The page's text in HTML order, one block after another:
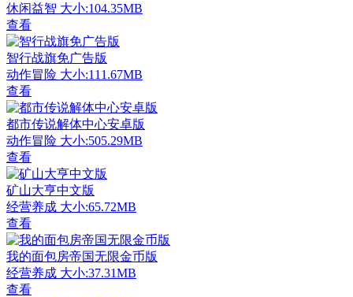
休闲益智 大小:104.35MB
查看
智行战旗免广告版
动作冒险 大小:111.67MB
查看
都市传说解体中心安卓版
动作冒险 大小:505.29MB
查看
矿山大亨中文版
经营养成 大小:65.72MB
查看
我的面包房帝国无限金币版
经营养成 大小:37.31MB
查看